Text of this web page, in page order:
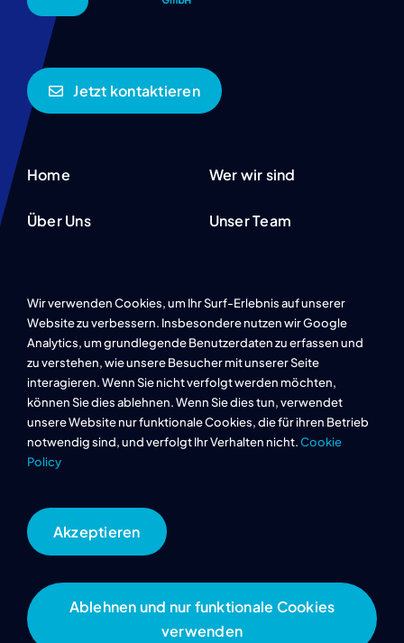
Jetzt kontaktieren
Home
Über Uns
Wer wir sind
Unser Team
Referenzen
FAQ
Datenschutz
Impressum
Cookie Richtlinie
© Copyright 2026 | DS Umwelt
Wir verwenden Cookies, um Ihr Surf-Erlebnis auf unserer
Website zu verbessern. Insbesondere nutzen wir Google
Analytics, um grundlegende Benutzerdaten zu erfassen und
zu verstehen, wie unsere Besucher mit unserer Seite
interagieren. Wenn Sie nicht verfolgt werden möchten,
können Sie dies ablehnen. Wenn Sie dies tun, verwendet
unsere Website nur funktionale Cookies, die für ihren Betrieb
notwendig sind, und verfolgt Ihr Verhalten nicht.Cookie
Policy
Akzeptieren
Ablehnen und nur funktionale Cookies
verwenden